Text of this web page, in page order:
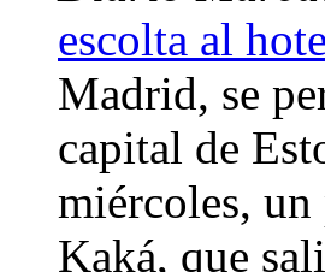
escolta al
Madrid, se
capital de
miércoles,
Kaká, que